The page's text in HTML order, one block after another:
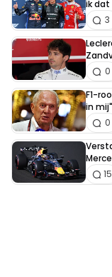
ik dat
3
0
F1-
in mij"
0
15